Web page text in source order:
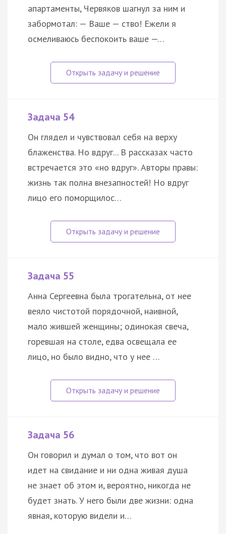
апартаменты, Червяков шагнул за ним и
забормотал: — Ваше — ство! Ежели я
осмеливаюсь беспокоить ваше —…
Задача 54
Он глядел и чувствовал себя на верху
блаженства. Но вдруг... В рассказах часто
встречается это «но вдруг». Авторы правы:
жизнь так полна внезапностей! Но вдруг
лицо его поморщилос…
Задача 55
Анна Сергеевна была трогательна, от нее
веяло чистотой порядочной, наивной,
мало жившей женщины; одинокая свеча,
горевшая на столе, едва освещала ее
лицо, но было видно, что у нее …
Задача 56
Он говорил и думал о том, что вот он
идет на свидание и ни одна живая душа
не знает об этом и, вероятно, никогда не
будет знать. У него были две жизни: одна
явная, которую видели и…